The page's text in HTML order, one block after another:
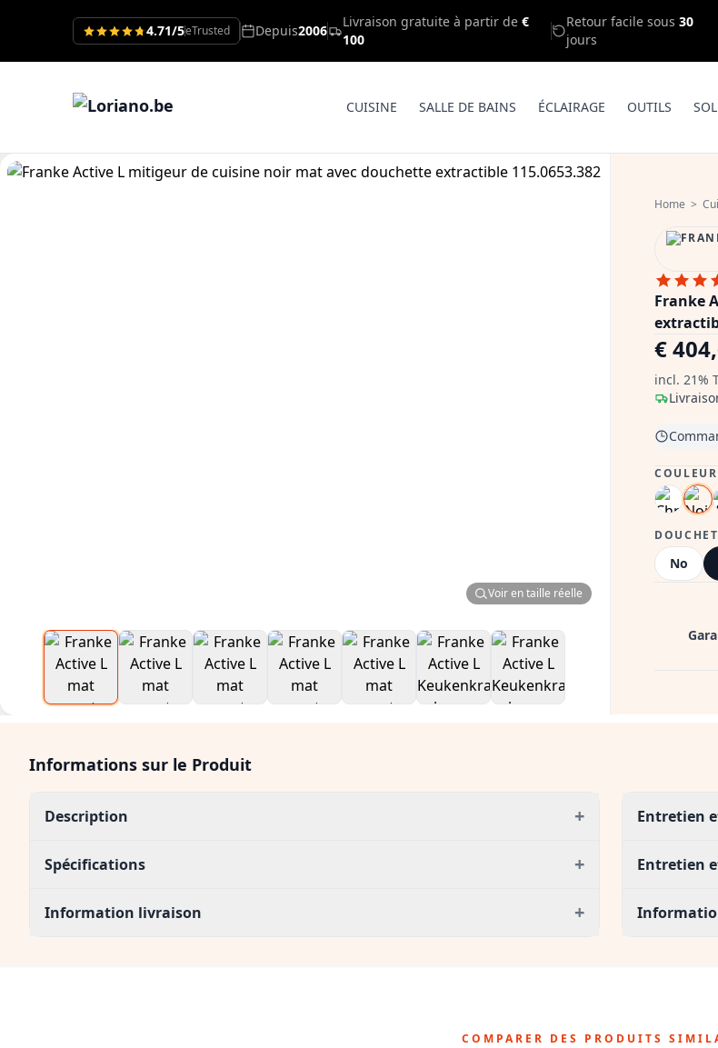
4.71/5eTrusted Depuis2006
Livraison gratuite à partir de €
100
Retour facile sous 30
jours
CUISINE SALLE DE BAINS ÉCLAIRAGE OUTILS
Voir en taille réelle
Home >
Franke
€
incl. 21%
COULEUR
No
Informations sur le Produit
Description +
Spécifications +
Information livraison +
Entretien
Entretien
COMPARER DES PRODUITS